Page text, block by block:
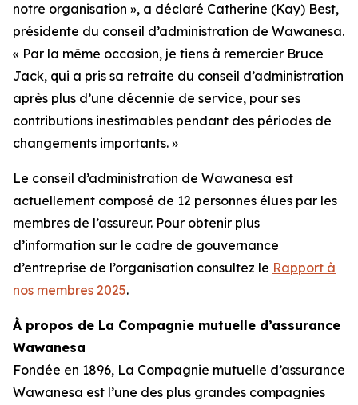
notre organisation », a déclaré Catherine (Kay) Best,
présidente du conseil d’administration de Wawanesa.
« Par la même occasion, je tiens à remercier Bruce
Jack, qui a pris sa retraite du conseil d’administration
après plus d’une décennie de service, pour ses
contributions inestimables pendant des périodes de
changements importants. »
Le conseil d’administration de Wawanesa est
actuellement composé de 12 personnes élues par les
membres de l’assureur. Pour obtenir plus
d’information sur le cadre de gouvernance
d’entreprise de l’organisation consultez le Rapport à
nos membres 2025.
À propos de La Compagnie mutuelle d’assurance
Wawanesa
Fondée en 1896, La Compagnie mutuelle d’assurance
Wawanesa est l’une des plus grandes compagnies